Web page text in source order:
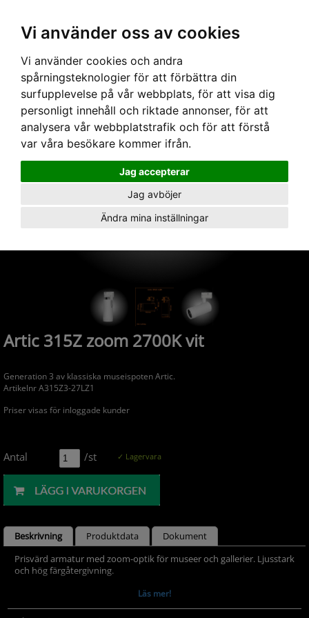
Vi använder oss av cookies
Vi använder cookies och andra
spårningsteknologier för att förbättra din
surfupplevelse på vår webbplats, för att visa dig
personligt innehåll och riktade annonser, för att
analysera vår webbplatstrafik och för att förstå
var våra besökare kommer ifrån.
Jag accepterar
Jag avböjer
Ändra mina inställningar
› Armaturer› Artic 315Z zoom 2700K vit
Artic 315Z zoom 2700K vit
Generation 3 av klassiska museispoten Artic.
Artikelnr A315Z3-27LZ1
Priser visas för inloggade kunder
Antal /st ✓ Lagervara
Beskrivning Produktdata
Dokument
Prisvärd armatur med zoom-optik för museer och gallerier. Ljusstark
och hög färgåtergivning.
- LED COB på 1425 lumen och CRI Ra 97.
Läs mer!